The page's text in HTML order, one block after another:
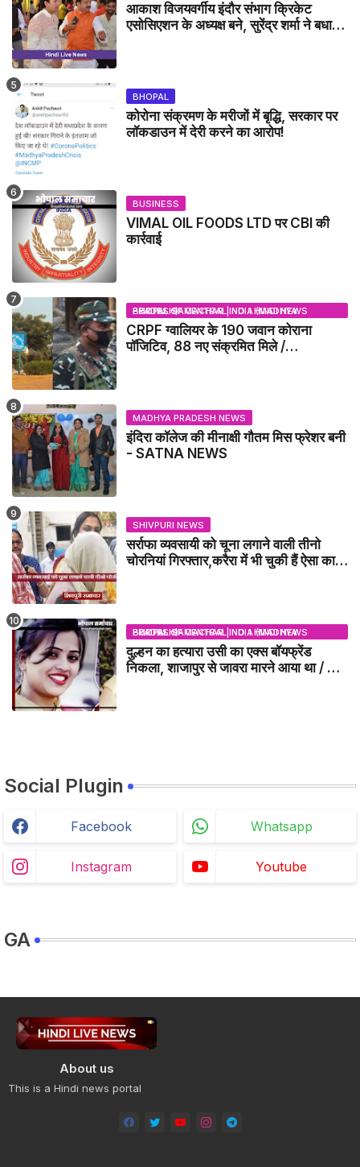
आकाश विजयवर्गीय इंदौर संभाग क्रिकेट
एसोसिएशन के अध्यक्ष बने, सुरेंद्र शर्मा ने बधाई
BHOPAL
कोरोना संक्रमण के मरीजों में बृद्धि, सरकार पर
लॉकडाउन में देरी करने का आरोप!
BUSINESS
VIMAL OIL FOODS LTD पर CBI की
कार्रवाई
BHOPAL SAMACHAR | NO 1 HINDI NEWS PORTAL OF CENTRAL INDIA (MADHYA PRADESH)
CRPF ग्वालियर के 190 जवान कोराना
पॉजिटिव, 88 नए संक्रमित मिले /
MADHYA PRADESH NEWS
इंदिरा कॉलेज की मीनाक्षी गौतम मिस फ्रेशर बनी
- SATNA NEWS
SHIVPURI NEWS
सर्राफा व्यवसायी को चूना लगाने वाली तीनो
चोरनियां गिरफ्तार,करैरा में भी चुकी हैं ऐसा काण्ड
BHOPAL SAMACHAR | NO 1 HINDI NEWS PORTAL OF CENTRAL INDIA (MADHYA PRADESH)
दुल्हन का हत्यारा उसी का एक्स बॉयफ्रेंड
निकला, शाजापुर से जावरा मारने आया था / MP
Social Plugin
Facebook Whatsapp
Instagram Youtube
GA
About us
This is a Hindi news portal